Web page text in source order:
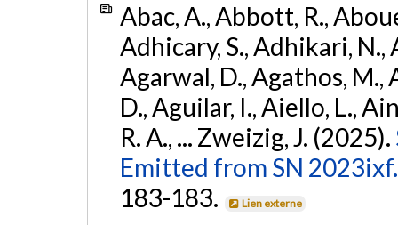
Abac, A., Abbott, R.,
Adhicary, S., Adhikari, N.,
Agarwal, D., Agathos, M.,
D., Aguilar, I., Aiello, L.,
R. A., ... Zweizig, J. (2025).
Emitted from SN 2023ixf.
183-183.
Lien externe